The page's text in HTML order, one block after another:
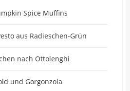
Spice Muffins
aus Radieschen-Grün
nach Ottolenghi
und Gorgonzola